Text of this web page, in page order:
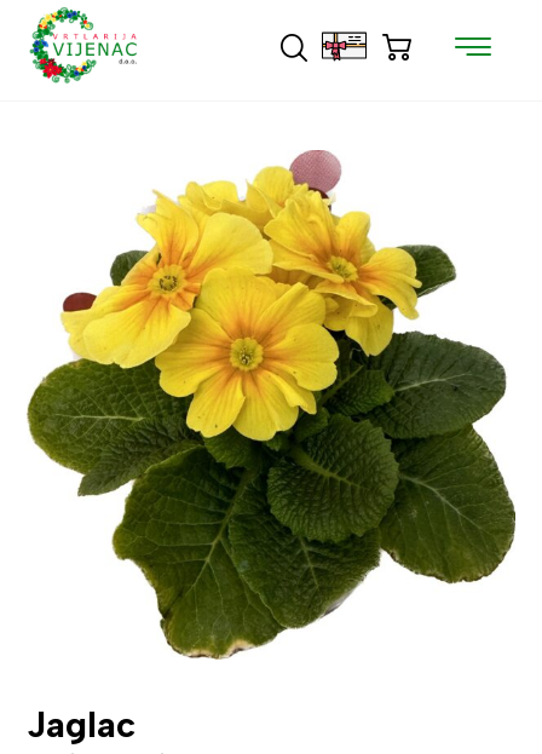
Jaglac